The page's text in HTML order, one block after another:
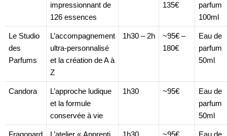
impressionnant de
126 essences
135€
parfum
100ml
Le Studio
des
Parfums
L’accompagnement
ultra-personnalisé
et la création de A à
Z
1h30 – 2h
~95€ –
180€
Eau de
parfum
50ml
Candora
L’approche ludique
et la formule
conservée à vie
1h30 ~95€
Eau de
parfum
50ml